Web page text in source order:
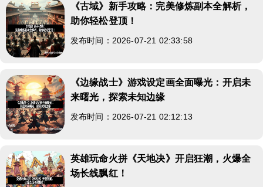
《古域》新手攻略：完美修炼副本全解析，
助你轻松登顶！
发布时间：2026-07-21 02:33:58
《边缘战士》游戏设定画全面曝光：开启未
来曙光，探索未知边缘
发布时间：2026-07-21 02:12:13
英雄玩命火拼《天地决》开启狂潮，火爆全
场长线飘红！